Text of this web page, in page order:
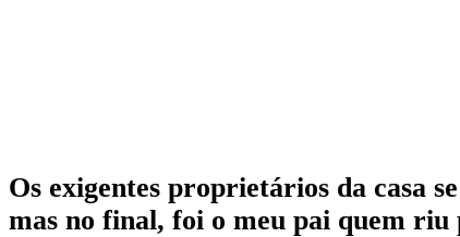
Os exigentes proprietários da casa
mas no final, foi o meu pai quem